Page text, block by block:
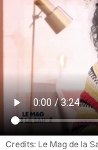
Le Mag de la